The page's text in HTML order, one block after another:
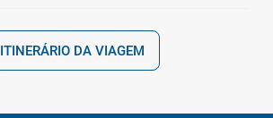
ITINERÁRIO DA VIAGEM